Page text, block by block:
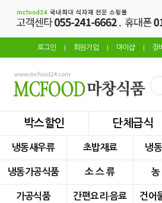
로그인 회원가입 마이샵 장
박스할인 단체급식
냉동새우류 초밥재료 냉
냉동가공식품 소 스 류 농
가공식품 간편요리·음료 건어